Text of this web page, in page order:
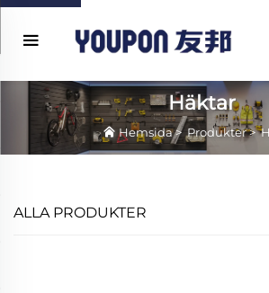
Häktar
Hemsida>Produkter>
ALLA PRODUKTER